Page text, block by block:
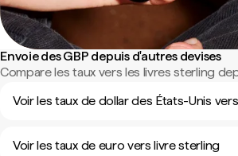
Envoie des GBP depuis d'autres devises
Compare les taux vers les livres sterling
Voir les taux de dollar des États-Unis
Voir les taux de euro vers livre sterling